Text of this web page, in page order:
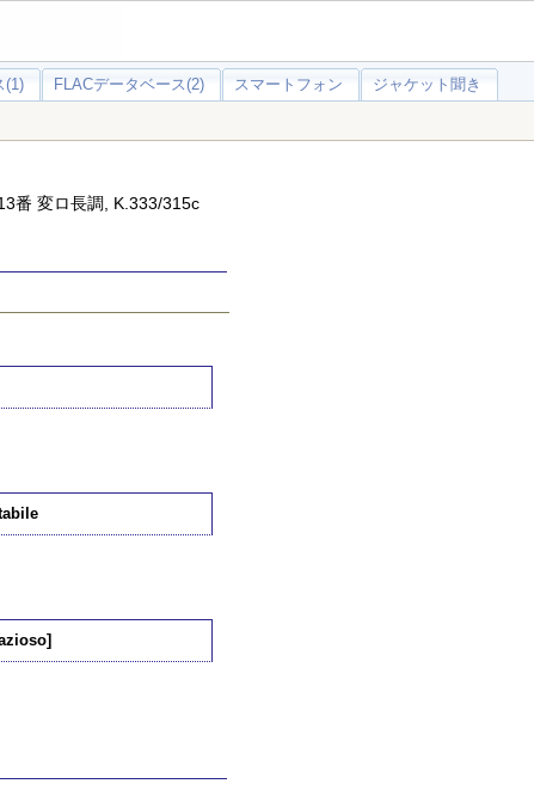
(1) FLACデータベース(2) スマートフォン ジャケット聞き
番 変ロ長調, K.333/315c